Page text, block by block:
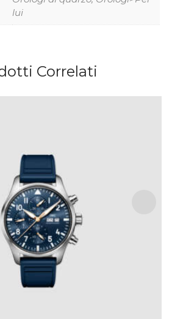
lui
Correlati
CHRONOGRAPH LE PETIT
PRINCE
7,900.00 IVA Inclusa